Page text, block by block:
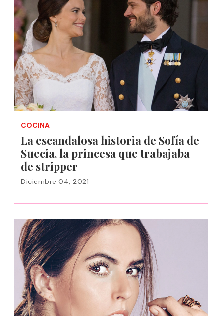
COCINA
La escandalosa historia de Sofía de
Suecia, la princesa que trabajaba
de stripper
Diciembre 04, 2021